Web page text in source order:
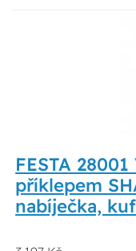
FESTA
příklepem
nabíječka,